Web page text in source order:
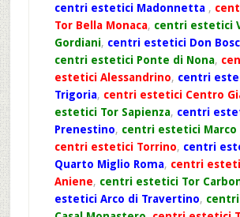
centri estetici Madonnetta ,
Tor Bella Monaca, centri estetici
Gordiani, centri estetici Don
centri estetici Ponte di Nona,
estetici Alessandrino, centri
Trigoria, centri estetici Centro
estetici Tor Sapienza, centri
Prenestino, centri estetici Marco
centri estetici Torrino, centri
Quarto Miglio Roma, centri
Aniene, centri estetici Tor
estetici Arco di Travertino,